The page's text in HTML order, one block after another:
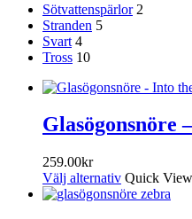
Sötvattenspärlor 2
Stranden 5
Svart 4
Tross 10
Glasögonsnöre
259.00kr
Välj alternativ Quick View